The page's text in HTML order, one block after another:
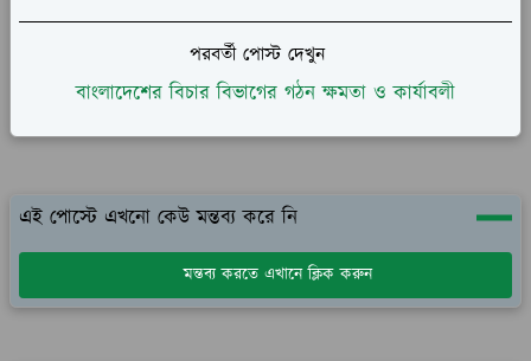
পরবর্তী পোস্ট দেখুন
বাংলাদেশের বিচার বিভাগের গঠন ক্ষমতা ও কার্যাবলী
এই পোস্টে এখনো কেউ মন্তব্য করে নি
মন্তব্য করতে এখানে ক্লিক করুন